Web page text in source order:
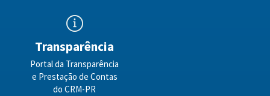
Transparência
Portal da Transparência
e Prestação de Contas
do CRM-PR